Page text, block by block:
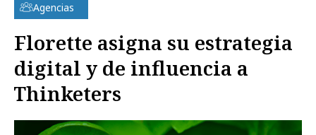
Agencias
Florette asigna su estrategia
digital y de influencia a
Thinketers